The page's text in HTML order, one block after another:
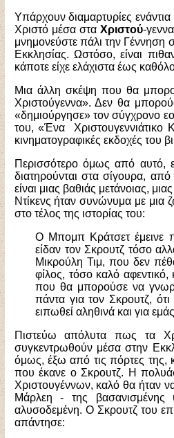
Υπάρχουν διαμαρτυρίες
Χριστό μέσα στα Χριστού-
μνημονεύστε πάλι την Γέννηση
Εκκλησίας. Ωστόσο, είναι
κάποτε είχε ελάχιστα έως
Μια άλλη σκέψη που θα
Χριστούγεννα». Δεν θα
«δημιούργησε» τον σύγχρονο
του, «Ένα Χριστουγεννιάτικο
κινηματογραφικές εκδοχές του
Περισσότερο όμως από αυτό,
διατηρούνται στα σίγουρα,
είναι μιας βαθιάς μετάνοιας,
Ντίκενς ήταν συνώνυμα με
στο τέλος της ιστορίας του:
Ο Μπομπ Κράτσετ έμεινε
είδαν τον Σκρουτζ τόσο
Μικρούλη Τιμ, που δεν
φίλος, τόσο καλό
που θα μπορούσε να
πάντα για τον Σκρουτζ,
ειπωθεί αληθινά και για
Πιστεύω απόλυτα πως τα
συγκεντρωθούν μέσα στην
όμως, έξω από τις πόρτες της,
που έκανε ο Σκρουτζ. Η
Χριστουγέννων, καλό θα ήταν
Μάρλεη - της βασανισμένης
αλυσοδεμένη. Ο Σκρουτζ του
απάντησε: